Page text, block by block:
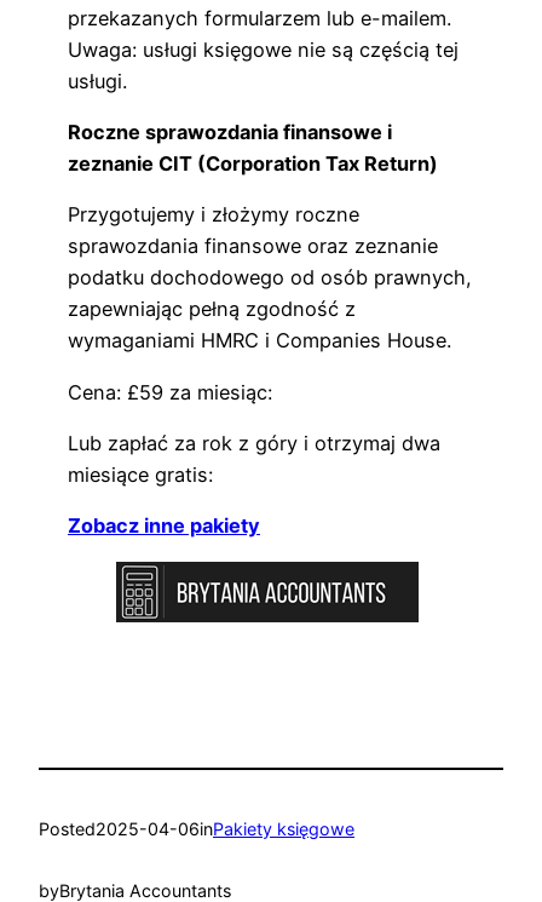
przekazanych formularzem lub e-mailem.
Uwaga: usługi księgowe nie są częścią tej
usługi.
Roczne sprawozdania finansowe i
zeznanie CIT (Corporation Tax Return)
Przygotujemy i złożymy roczne
sprawozdania finansowe oraz zeznanie
podatku dochodowego od osób prawnych,
zapewniając pełną zgodność z
wymaganiami HMRC i Companies House.
Cena: £59 za miesiąc:
Lub zapłać za rok z góry i otrzymaj dwa
miesiące gratis:
Zobacz inne pakiety
Posted2025-04-06inPakiety księgowe
byBrytania Accountants